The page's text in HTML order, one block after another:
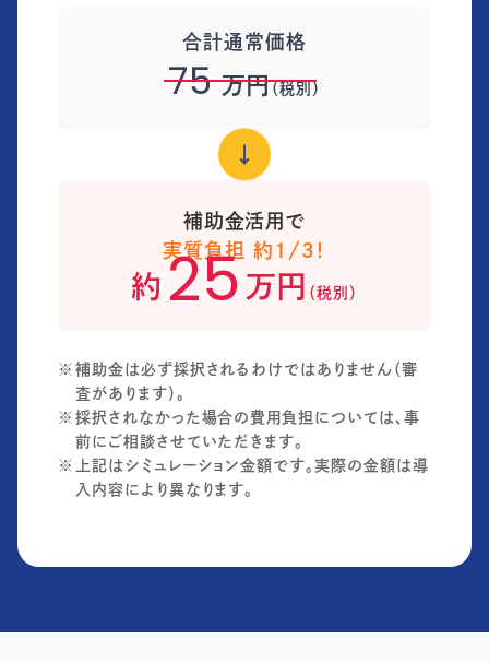
合計通常価格
75万円（税別）
↓
補助金活用で
実質負担 約1/3！
約 25 万円 （税別）
補助金は必ず採択されるわけではありません（審
査があります）。
採択されなかった場合の費用負担については、事
前にご相談させていただきます。
上記はシミュレーション金額です。実際の金額は導
入内容により異なります。